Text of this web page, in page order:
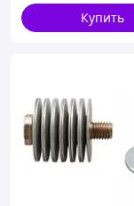
Купить